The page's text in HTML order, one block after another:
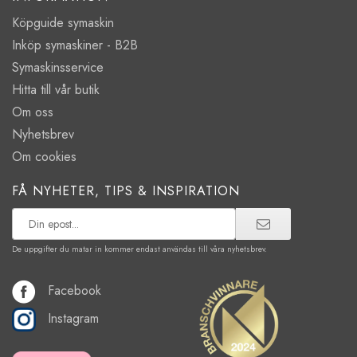
Köpguide symaskin
Inköp symaskiner - B2B
Symaskinsservice
Hitta till vår butik
Om oss
Nyhetsbrev
Om cookies
FÅ NYHETER, TIPS & INSPIRATION
De uppgifter du matar in kommer endast användas till våra nyhetsbrev.
Facebook
Instagram